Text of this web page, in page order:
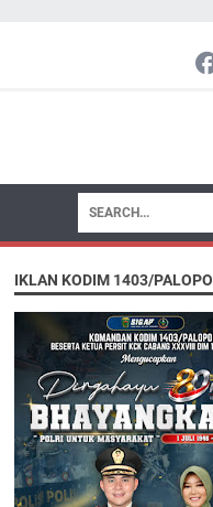
IKLAN KODIM 1403/PALOPO